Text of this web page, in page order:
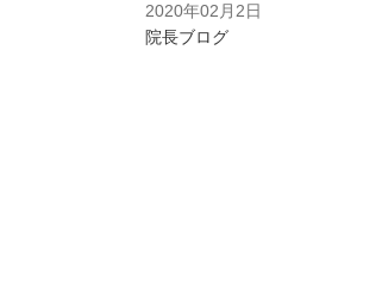
2020年02月2日
院長ブログ